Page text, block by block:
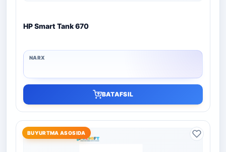
HP Smart Tank 670
BATAFSIL
BUYURTMA ASOSIDA